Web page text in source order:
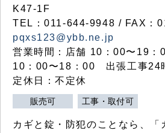
K47-1F
TEL：011-644-9948 / FAX：
pqxs123@ybb.ne.jp
営業時間：店舗 10：00〜19
10：00〜18：00 出張工事24
定休日：不定休
販売可 工事・取付可
カギと錠・防犯のことなら、「